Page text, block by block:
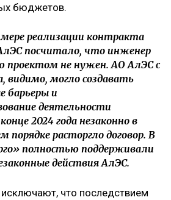
бюджетов.
реализации контракта
посчитало, что инженер
проектом не нужен. АО АлЭС с
видимо, могло создавать
барьеры и
деятельности
2024 года незаконно в
порядке расторгло договор. В
полностью поддерживали
действия АлЭС.
что последствием